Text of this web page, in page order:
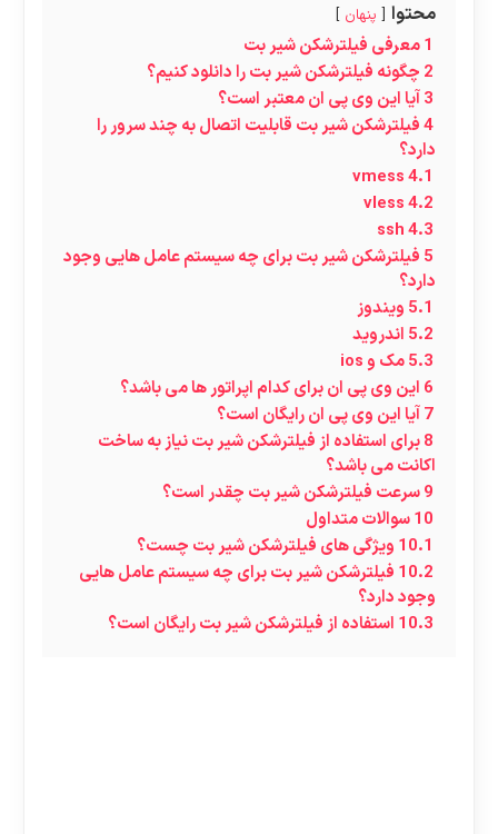
محتوا پنهان
1معرفی فیلترشکن شیر بت
2 چگونه فیلترشکن شیر بت را دانلود کنیم؟
3آیا این وی پی ان معتبر است؟
4فیلترشکن شیر بت قابلیت اتصال به چند سرور را
دارد؟
4.1
vmess
4.2
vless
4.3
ssh
5 فیلترشکن شیر بت برای چه سیستم عامل هایی وجود
دارد؟
5.1 ویندوز
5.2 اندروید
5.3مک و ios
6 این وی پی ان برای کدام اپراتور ها می باشد؟
7آیا این وی پی ان رایگان است؟
8برای استفاده از فیلترشکن شیر بت نیاز به ساخت
اکانت می باشد؟
9سرعت فیلترشکن شیر بت چقدر است؟
10سوالات متداول
10.1 ویژگی های فیلترشکن شیر بت چست؟
10.2 فیلترشکن شیر بت برای چه سیستم عامل هایی
وجود دارد؟
10.3 استفاده از فیلترشکن شیر بت رایگان است؟